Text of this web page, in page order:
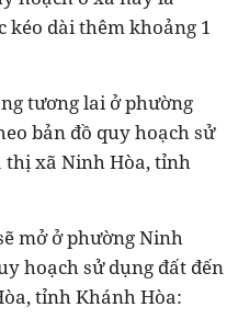
kéo dài thêm khoảng 1
tương lai ở phường
bản đồ quy hoạch sử
thị xã Ninh Hòa, tỉnh
mở ở phường Ninh
hoạch sử dụng đất đến
tỉnh Khánh Hòa: